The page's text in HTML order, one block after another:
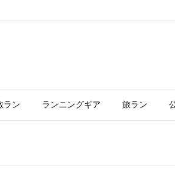
ラン ランニングギア 旅ラン